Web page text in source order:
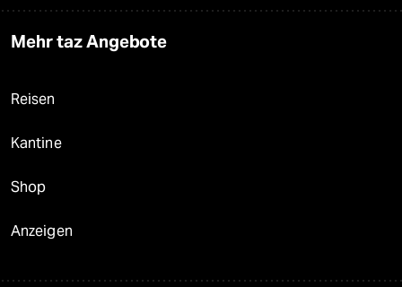
Mehr taz Angebote
Reisen
Kantine
Shop
Anzeigen